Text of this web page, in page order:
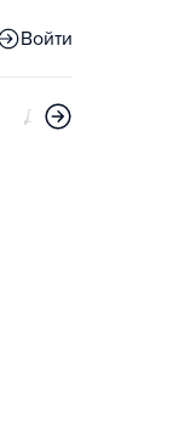
Войти
Дни открытых